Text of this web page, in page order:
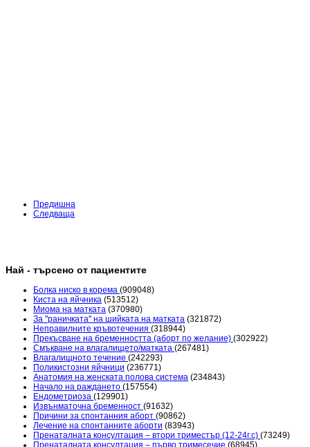
Предишна
Следваща
Най - търсено от пациентите
Болка ниско в корема (909048)
Киста на яйчника (513512)
Миома на матката (370980)
За "раничката" на шийката на матката (321872)
Неправилните кръвотечения (318944)
Прекъсване на бременността (аборт по желание) (302922)
Смъкване на влагалището/матката (267481)
Влагалищното течение (242293)
Поликистозни яйчници (236771)
Анатомия на женската полова система (234843)
Начало на раждането (157554)
Ендометриоза (129901)
Извънматочна бременност (91632)
Причини за спонтанния аборт (90862)
Лечение на спонтанните аборти (83943)
Пренаталната консултация – втори триместър (12-24г.с) (73249)
Пренаталната консултация – първо тримесечие (68945)